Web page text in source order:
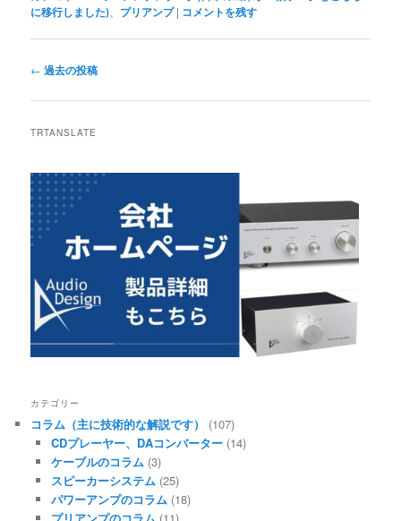
に移行しました)
プリアンプ | コメントを残す
投
ナ
シ
ョ
ン
← 過去の投稿
TRTANSLATE
カテゴリー
コラム（主に技術的な解説です）
(107)
CDプレーヤー、DAコンバーター(14)
ケーブルのコラム(3)
スピーカーシステム(25)
パワーアンプのコラム(18)